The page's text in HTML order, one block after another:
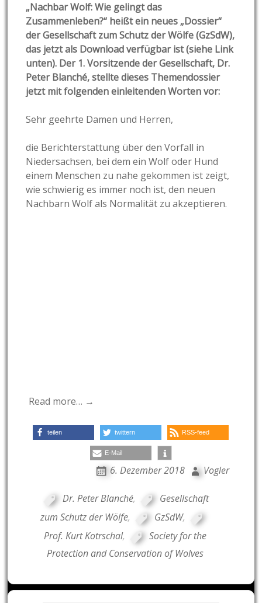
„Nachbar Wolf: Wie gelingt das
Zusammenleben?“ heißt ein neues „Dossier“
der Gesellschaft zum Schutz der Wölfe (GzSdW),
das jetzt als Download verfügbar ist (siehe Link
unten). Der 1. Vorsitzende der Gesellschaft, Dr.
Peter Blanché, stellte dieses Themendossier
jetzt mit folgenden einleitenden Worten vor:
Sehr geehrte Damen und Herren,
die Berichterstattung über den Vorfall in
Niedersachsen, bei dem ein Wolf oder Hund
einem Menschen zu nahe gekommen ist zeigt,
wie schwierig es immer noch ist, den neuen
Nachbarn Wolf als Normalität zu akzeptieren.
Read more… →
teilen twittern RSS-feed
E-Mail
6. Dezember 2018 Vogler
Dr. Peter Blanché,
Gesellschaft
zum Schutz der Wölfe, GzSdW,
Prof. Kurt Kotrschal,
Society for the
Protection and Conservation of Wolves